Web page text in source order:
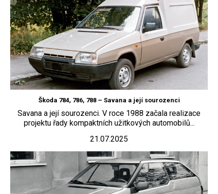
Škoda 784, 786, 788 – Savana a její sourozenci
Savana a její sourozenci. V roce 1988 začala realizace
projektu řady kompaktních užitkových automobilů...
21.07.2025